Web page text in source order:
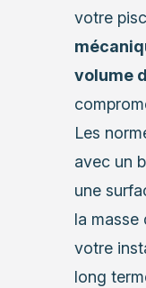
votre
volume
Les
avec un
une
la masse
votre
long